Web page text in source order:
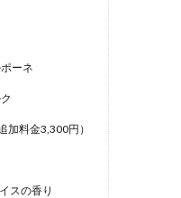
ーネ
加料金3,300円）
スの香り